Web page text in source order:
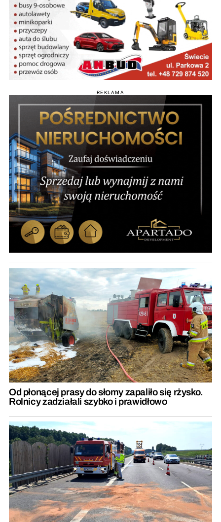
REKLAMA
Od płonącej prasy do słomy zapaliło się rżysko.
Rolnicy zadziałali szybko i prawidłowo